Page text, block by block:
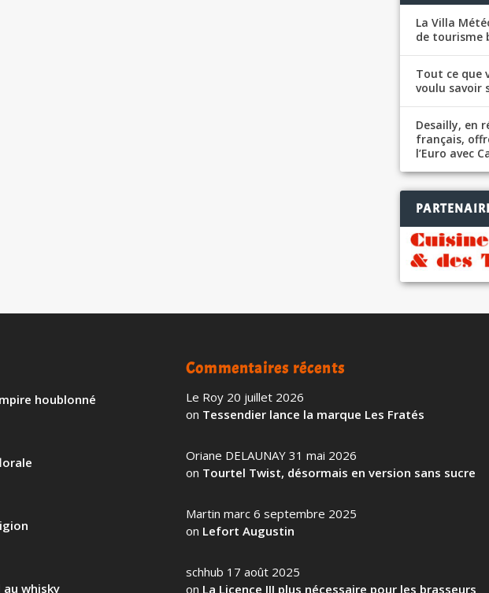
La Villa
de tourisme
Tout ce que
voulu savoir
Desailly, en
français,
l’Euro avec
houblonné
whisky
Commentaires récents
Le Roy 20 juillet 2026
on Tessendier lance la marque Les Fratés
Oriane DELAUNAY 31 mai 2026
on Tourtel Twist, désormais en version sans sucre
Martin marc 6 septembre 2025
on Lefort Augustin
schhub 17 août 2025
on La Licence III plus nécessaire pour les brasseurs